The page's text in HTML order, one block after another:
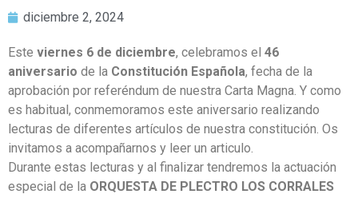
diciembre 2, 2024
Este viernes 6 de diciembre, celebramos el 46
aniversario de la Constitución Española, fecha de la
aprobación por referéndum de nuestra Carta Magna. Y como
es habitual, conmemoramos este aniversario realizando
lecturas de diferentes artículos de nuestra constitución. Os
invitamos a acompañarnos y leer un articulo.
Durante estas lecturas y al finalizar tendremos la actuación
especial de la ORQUESTA DE PLECTRO LOS CORRALES